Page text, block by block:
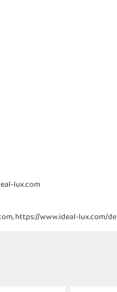
lux.com
https://www.ideal-lux.com/de